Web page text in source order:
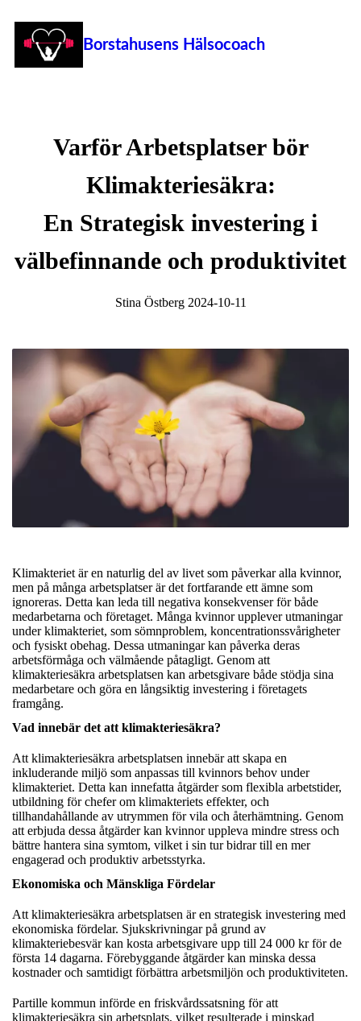
Borstahusens Hälsocoach
Varför Arbetsplatser bör
Klimakteriesäkra:
En Strategisk investering i
välbefinnande och produktivitet
Stina Östberg 2024-10-11
Klimakteriet är en naturlig del av livet som påverkar alla kvinnor,
men på många arbetsplatser är det fortfarande ett ämne som
ignoreras. Detta kan leda till negativa konsekvenser för både
medarbetarna och företaget. Många kvinnor upplever utmaningar
under klimakteriet, som sömnproblem, koncentrationssvårigheter
och fysiskt obehag. Dessa utmaningar kan påverka deras
arbetsförmåga och välmående påtagligt. Genom att
klimakteriesäkra arbetsplatsen kan arbetsgivare både stödja sina
medarbetare och göra en långsiktig investering i företagets
framgång.
Vad innebär det att klimakteriesäkra?
Att klimakteriesäkra arbetsplatsen innebär att skapa en
inkluderande miljö som anpassas till kvinnors behov under
klimakteriet. Detta kan innefatta åtgärder som flexibla arbetstider,
utbildning för chefer om klimakteriets effekter, och
tillhandahållande av utrymmen för vila och återhämtning. Genom
att erbjuda dessa åtgärder kan kvinnor uppleva mindre stress och
bättre hantera sina symtom, vilket i sin tur bidrar till en mer
engagerad och produktiv arbetsstyrka.
Ekonomiska och Mänskliga Fördelar
Att klimakteriesäkra arbetsplatsen är en strategisk investering med
ekonomiska fördelar. Sjukskrivningar på grund av
klimakteriebesvär kan kosta arbetsgivare upp till 24 000 kr för de
första 14 dagarna. Förebyggande åtgärder kan minska dessa
kostnader och samtidigt förbättra arbetsmiljön och produktiviteten.
Partille kommun införde en friskvårdssatsning för att
klimakteriesäkra sin arbetsplats, vilket resulterade i minskad